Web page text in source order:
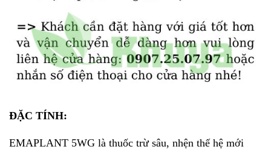
ĐẶC TÍNH:
EMAPLANT 5WG là thuốc trừ sâu, nhện thế hệ mới